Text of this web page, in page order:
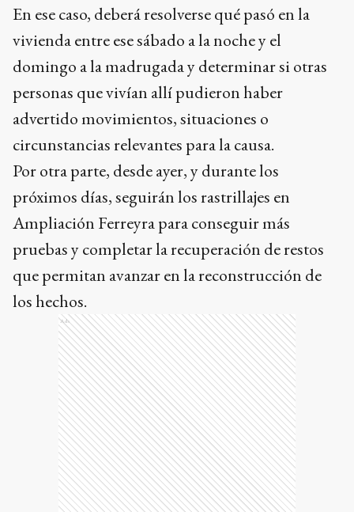
En ese caso, deberá resolverse qué pasó en la
vivienda entre ese sábado a la noche y el
domingo a la madrugada y determinar si otras
personas que vivían allí pudieron haber
advertido movimientos, situaciones o
circunstancias relevantes para la causa.
Por otra parte, desde ayer, y durante los
próximos días, seguirán los rastrillajes en
Ampliación Ferreyra para conseguir más
pruebas y completar la recuperación de restos
que permitan avanzar en la reconstrucción de
los hechos.
Ads